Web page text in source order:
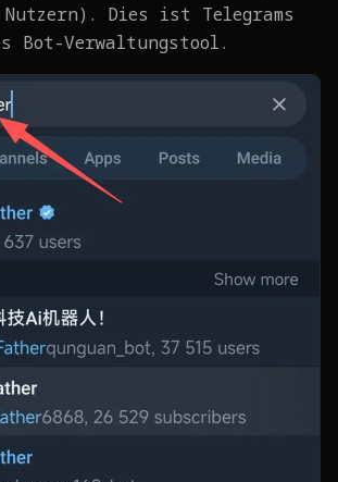
Dies ist Telegrams
Bot-Verwaltungstool.